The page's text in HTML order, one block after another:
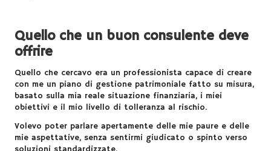
Quello che un buon consulente deve
offrire
Quello che cercavo era un professionista capace di creare
con me un piano di gestione patrimoniale fatto su misura,
basato sulla mia reale situazione finanziaria, i miei
obiettivi e il mio livello di tolleranza al rischio.
Volevo poter parlare apertamente delle mie paure e delle
mie aspettative, senza sentirmi giudicato o spinto verso